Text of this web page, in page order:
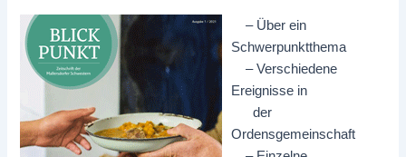
– Über ein
Schwerpunktthema
– Verschiedene
Ereignisse in
der
Ordensgemeinschaft